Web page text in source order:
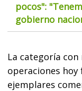
pocos":
gobierno
La categoría
operaciones
ejemplares